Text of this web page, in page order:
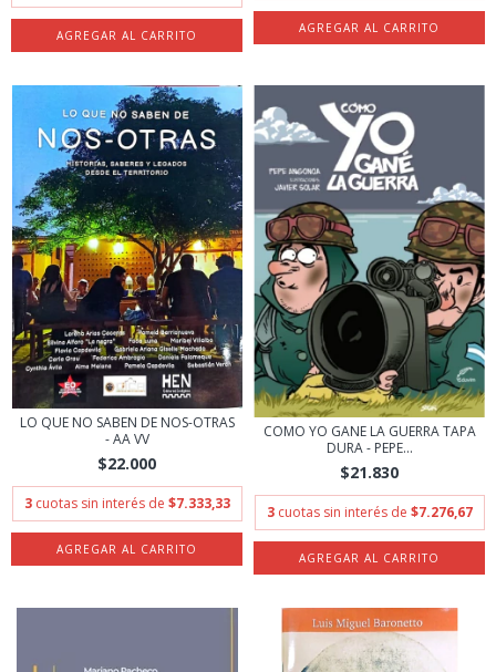
LO QUE NO SABEN DE NOS-OTRAS
- AA VV
$22.000
3 cuotas sin interés de $7.333,33
COMO YO GANE LA GUERRA TAPA
DURA - PEPE...
$21.830
3 cuotas sin interés de $7.276,67